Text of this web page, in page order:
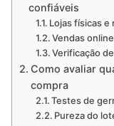
confiáveis
Lojas físicas
Vendas
Verificação
Como avaliar
compra
Testes de
Pureza do